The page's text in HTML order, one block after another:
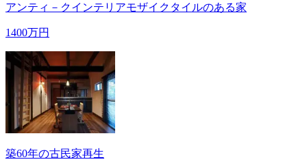
アンティ－クインテリアモザイクタイルのある家
1400万円
築60年の古民家再生